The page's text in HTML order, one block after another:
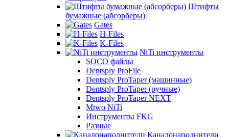
Штифты
бумажные (абсорберы)
Gates
H-Files
K-Files
NiTi инструменты
SOCO файлы
Dentsply ProFile
Dentsply ProTaper (машинные)
Dentsply ProTaper (ручные)
Dentsply ProTaper NEXT
Mtwo NiTi
Инструменты FKG
Разные
Каналонаполнители